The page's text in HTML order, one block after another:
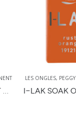
LES ONGLES,PEGGY SAGE